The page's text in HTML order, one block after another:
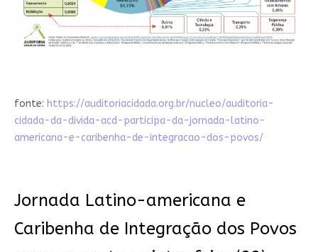
fonte: https://auditoriacidada.org.br/nucleo/auditoria-
cidada-da-divida-acd-participa-da-jornada-latino-
americana-e-caribenha-de-integracao-dos-povos/
Jornada Latino-americana e
Caribenha de Integração dos Povos